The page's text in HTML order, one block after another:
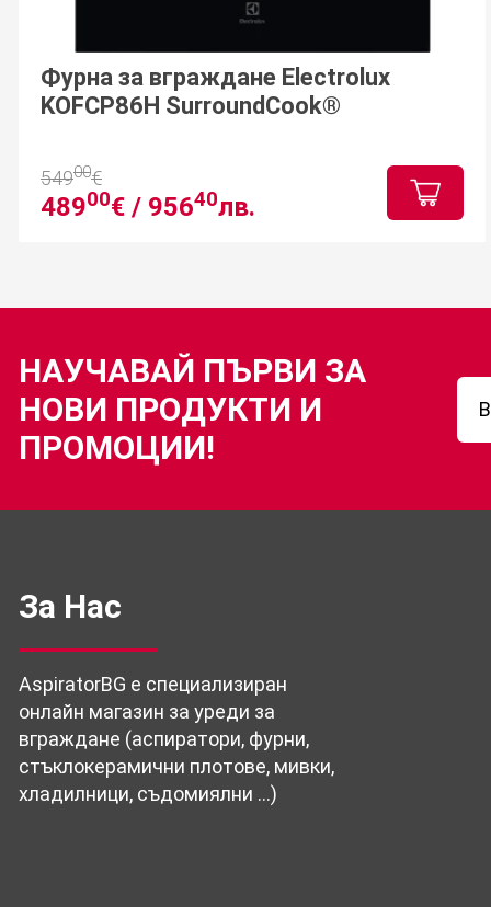
Фурна за вграждане Electrolux
KOFCP86H SurroundCook®
48900€ / 95640лв.
54900€
НАУЧАВАЙ ПЪРВИ ЗА
НОВИ ПРОДУКТИ И
ПРОМОЦИИ!
За Нас
AspiratorBG е специализиран
онлайн магазин за уреди за
вграждане (аспиратори, фурни,
стъклокерамични плотове, мивки,
хладилници, съдомиялни …)